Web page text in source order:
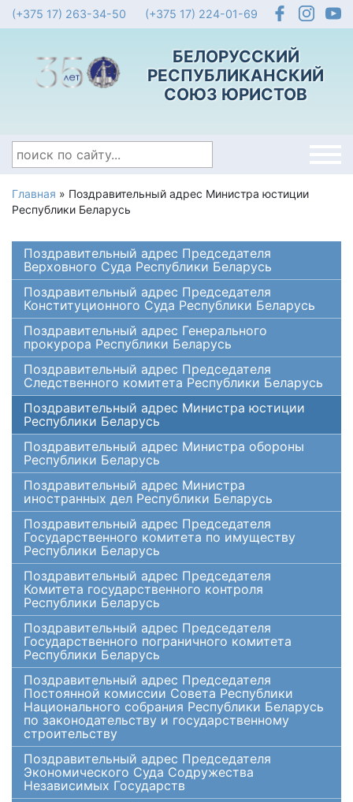
(+375 17) 263-34-50 (+375 17) 224-01-69
БЕЛОРУССКИЙ
РЕСПУБЛИКАНСКИЙ
СОЮЗ ЮРИСТОВ
Главная » Поздравительный адрес Министра юстиции
Республики Беларусь
Поздравительный адрес Председателя
Верховного Суда Республики Беларусь
Поздравительный адрес Председателя
Конституционного Суда Республики Беларусь
Поздравительный адрес Генерального
прокурора Республики Беларусь
Поздравительный адрес Председателя
Следственного комитета Республики Беларусь
Поздравительный адрес Министра юстиции
Республики Беларусь
Поздравительный адрес Министра обороны
Республики Беларусь
Поздравительный адрес Министра
иностранных дел Республики Беларусь
Поздравительный адрес Председателя
Государственного комитета по имуществу
Республики Беларусь
Поздравительный адрес Председателя
Комитета государственного контроля
Республики Беларусь
Поздравительный адрес Председателя
Государственного пограничного комитета
Республики Беларусь
Поздравительный адрес Председателя
Постоянной комиссии Совета Республики
Национального собрания Республики Беларусь
по законодательству и государственному
строительству
Поздравительный адрес Председателя
Экономического Суда Содружества
Независимых Государств